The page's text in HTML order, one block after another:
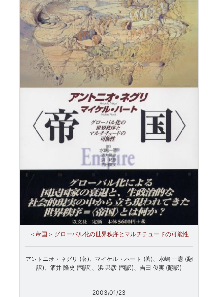
＜帝国＞ グローバル化の世界秩序とマルチチュードの可能性
アントニオ・ネグリ (著)、マイケル・ハート (著)、水嶋 一憲 (翻
訳)、酒井 隆史 (翻訳)、浜 邦彦 (翻訳)、吉田 俊実 (翻訳)
2003/01/23